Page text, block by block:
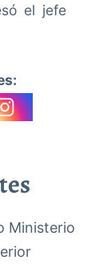
el jefe
Ministerio